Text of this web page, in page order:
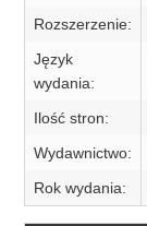
Rozszerzenie:
Język
wydania:
Ilość stron:
Wydawnictwo:
Rok wydania: